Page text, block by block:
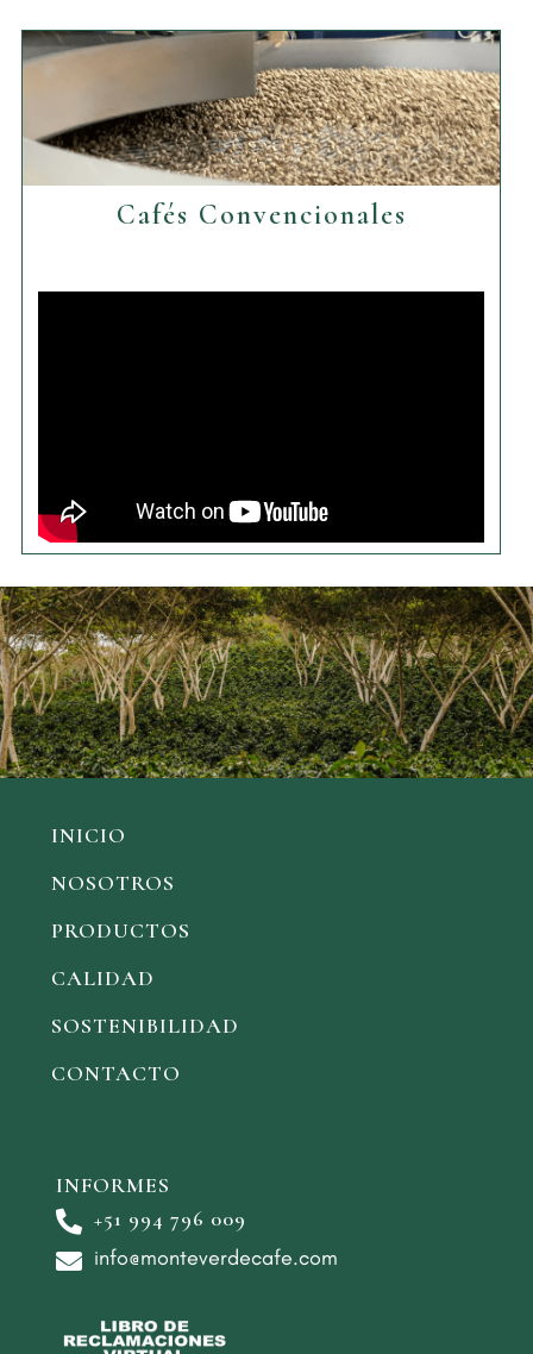
Cafés Convencionales
INICIO
NOSOTROS
PRODUCTOS
CALIDAD
SOSTENIBILIDAD
CONTACTO
INFORMES
+51 994 796 009
info@monteverdecafe.com